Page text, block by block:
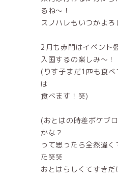
るね〜！
スノハレもいつかよろ
2月も赤門はイベント
入国するの楽しみ〜！
(りす子まだ1匹も食
は
食べます！笑)
(おとはの時差ボケブ
かな？
って思ったら全然違
た笑笑
おとはらしくてすきだ